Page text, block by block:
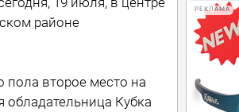
районе
пола второе место на
Кубка
РЕКЛАМА